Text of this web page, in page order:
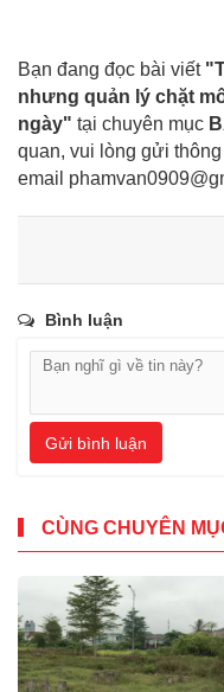
Bạn đang đọc bài viết
nhưng quản lý chặt
ngày" tại chuyên mục
quan, vui lòng gửi
email
Bình luận
Gửi bình luận
CÙNG CHUYÊN